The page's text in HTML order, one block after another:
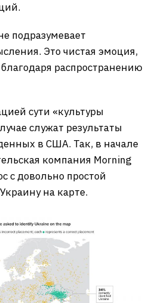
подразумевает
Это чистая эмоция,
распространению
сути «культуры
служат результаты
в США. Так, в начале
компания Morning
с довольно простой
на карте.